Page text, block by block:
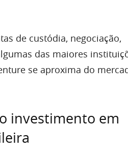
de custódia, negociação,
das maiores
se aproxima do
investimento em